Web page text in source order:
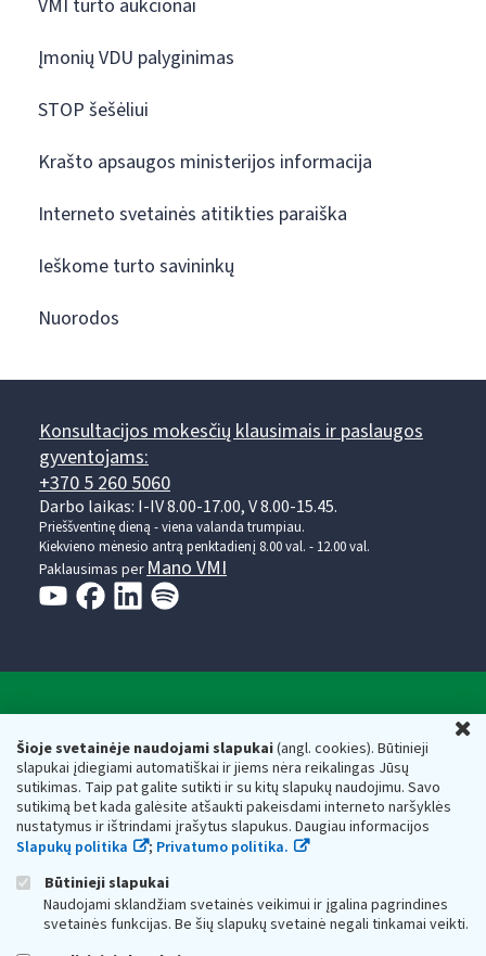
Šioje svetainėje naudojami slapukai(angl. cookies). Būtinieji
slapukai įdiegiami automatiškai ir jiems nėra reikalingas Jūsų
sutikimas. Taip pat galite sutikti ir su kitų slapukų naudojimu. Savo
sutikimą bet kada galėsite atšaukti pakeisdami interneto naršyklės
nustatymus ir ištrindami įrašytus slapukus. Daugiau informacijos
Slapukų politika
; Privatumo politika.
Būtinieji slapukai
Naudojami sklandžiam svetainės veikimui ir įgalina pagrindines
svetainės funkcijas. Be šių slapukų svetainė negali tinkamai veikti.
VMI turto aukcionai
Įmonių VDU palyginimas
STOP šešėliui
Krašto apsaugos ministerijos informacija
Interneto svetainės atitikties paraiška
Ieškome turto savininkų
Nuorodos
Konsultacijos mokesčių klausimais ir paslaugos
gyventojams:
+370 5 260 5060
Darbo laikas: I-IV 8.00-17.00, V 8.00-15.45.
Prieššventinę dieną - viena valanda trumpiau.
Kiekvieno mėnesio antrą penktadienį 8.00 val. - 12.00 val.
Paklausimas per Mano VMI
Respublikos finansų ministerijos
Biudžetinė įstaiga. Juridinio asmens kodas — 188659752,
adresas: Vasario 16-osios g. 14, 01107 Vilnius, Lietuva, el.paštas:
vmi@vmi.lt, E. pristatymo dėžutės adresas 188659752
Duomenys apie Valstybinę mokesčių inspekciją prie Lietuvos
Respublikos finansų ministerijos kaupiami ir saugomi Juridinių